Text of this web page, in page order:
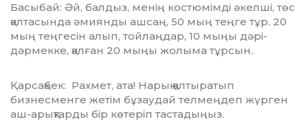
Басыбай: Әй, балдыз, менің костюмімді әкелші, төс
қалтасында әмиянды ашсаң, 50 мың теңге тұр. 20
мың теңгесін алып, той­лаң­дар, 10 мыңы дәрі-
дәрмекке, қалған 20 мыңы жолыма тұрсын.
Қарсақбек: Рахмет, ата! Нарық қалты­ратып
бизнесменге жетім бұзаудай телмең­деп жүрген
аш-арықтарды бір көтеріп тастадыңыз.